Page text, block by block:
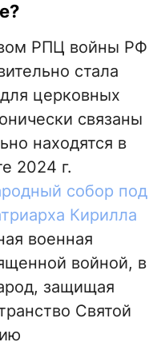
РПЦ войны РФ
стала
церковных
связаны
находятся в
2024 г.
собор под
Кирилла
военная
войной, в
защищая
Святой